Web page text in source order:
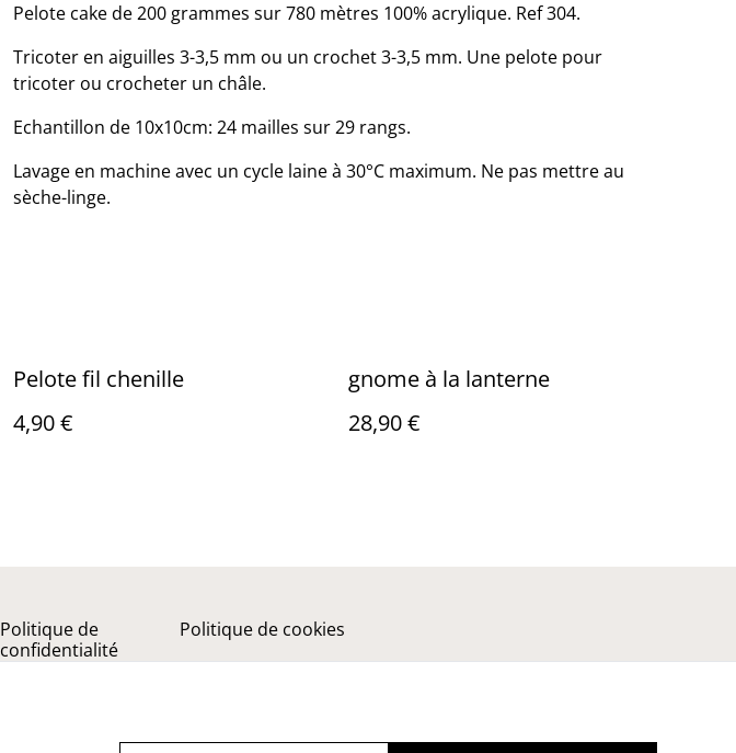
Pelote cake de 200 grammes sur 780 mètres 100% acrylique. Ref 304.
Tricoter en aiguilles 3-3,5 mm ou un crochet 3-3,5 mm. Une pelote pour
tricoter ou crocheter un châle.
Echantillon de 10x10cm: 24 mailles sur 29 rangs.
Lavage en machine avec un cycle laine à 30°C maximum. Ne pas mettre au
sèche-linge.
Pelote fil chenille
4,90 €
gnome à la lanterne
28,90 €
Politique de
confidentialité
Politique de cookies